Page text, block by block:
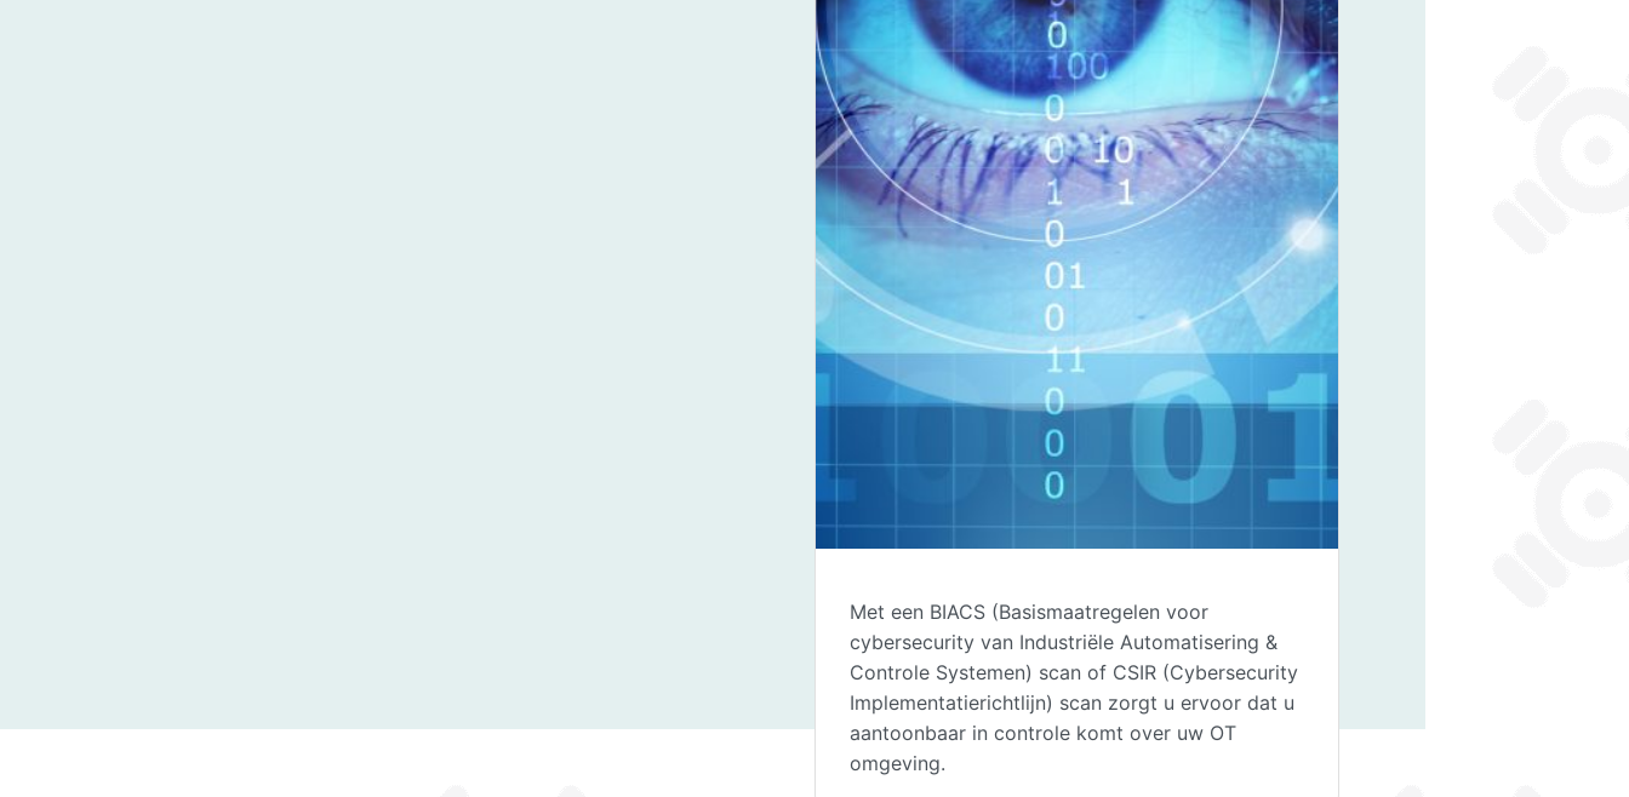
Met een BIACS (Basismaatregelen voor
cybersecurity van Industriële Automatisering &
Controle Systemen) scan of CSIR (Cybersecurity
Implementatierichtlijn) scan zorgt u ervoor dat u
aantoonbaar in controle komt over uw OT
omgeving.